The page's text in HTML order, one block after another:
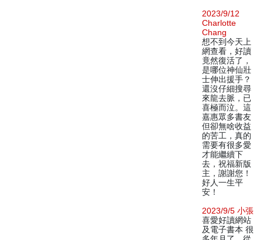
2023/9/12
Charlotte
Chang
想不到今天上
網查看，好讀
竟然復活了，
是哪位神仙壯
士伸出援手？
還沒仔細搜尋
來龍去脈，已
喜極而泣。這
嘉惠眾多書友
但卻無啥收益
的苦工，真的
需要有很多愛
才能繼續下
去，祝福新版
主，謝謝您！
好人一生平
安！
2023/9/5 小張
喜愛好讀網站
及電子書本 很